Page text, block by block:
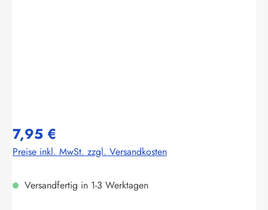
7,95 €
Preise inkl. MwSt. zzgl. Versandkosten
Versandfertig in 1-3 Werktagen